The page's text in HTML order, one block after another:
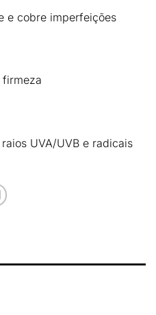
e cobre imperfeições
firmeza
UVA/UVB e radicais